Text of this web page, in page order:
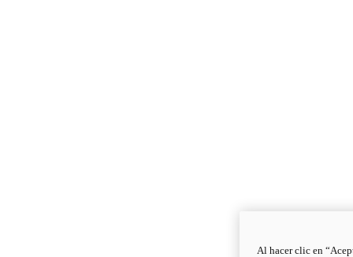
Al hacer clic en